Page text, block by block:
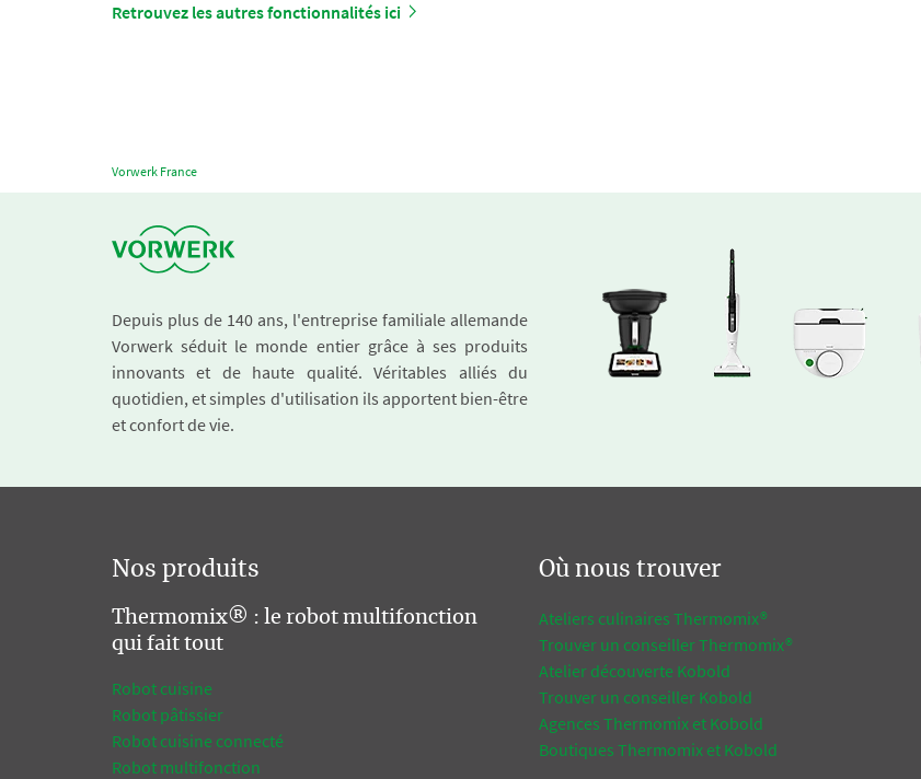
Retrouvez les autres fonctionnalités ici
Vorwerk France
Depuis plus de 140 ans, l'entreprise familiale allemande
Vorwerk séduit le monde entier grâce à ses produits
innovants et de haute qualité. Véritables alliés du
quotidien, et simples d'utilisation ils apportent bien-être
et confort de vie.
Nos produits
Thermomix® : le robot multifonction
qui fait tout
Robot cuisine
Robot pâtissier
Robot cuisine connecté
Robot multifonction
Où nous trouver
Ateliers culinaires Thermomix®
Trouver un conseiller Thermomix®
Atelier découverte Kobold
Trouver un conseiller Kobold
Agences Thermomix et Kobold
Boutiques Thermomix et Kobold